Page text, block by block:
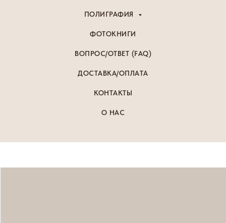
ПОЛИГРАФИЯ
ФОТОКНИГИ
ВОПРОС/ОТВЕТ (FAQ)
ДОСТАВКА/ОПЛАТА
КОНТАКТЫ
О НАС